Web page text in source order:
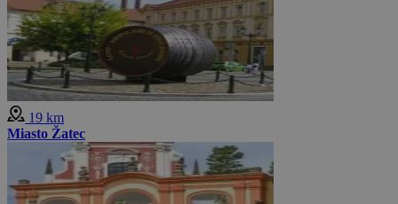
19 km
Miasto Žatec